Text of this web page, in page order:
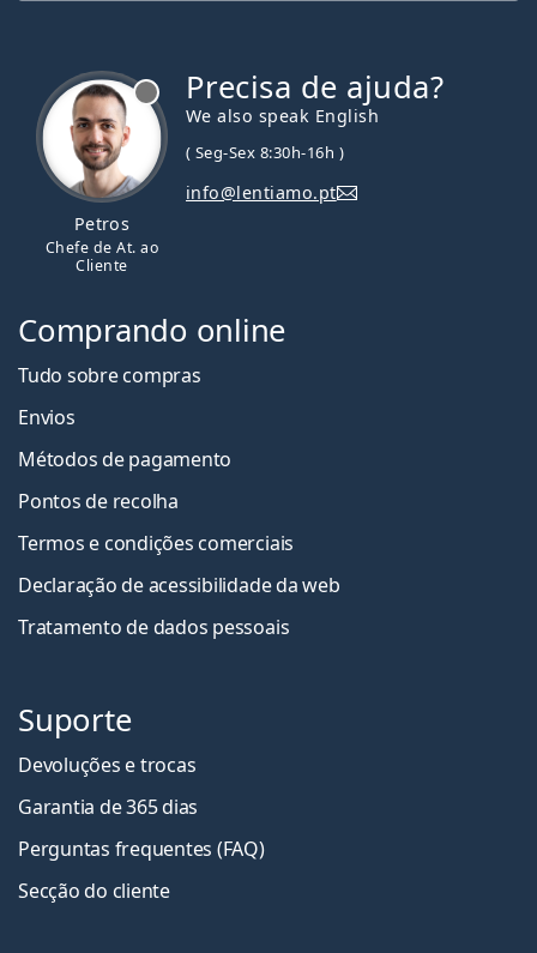
Petros
Chefe de At. ao
Cliente
Precisa de ajuda?
We also speak English
( Seg-Sex 8:30h-16h )
info@lentiamo.pt
Comprando online
Tudo sobre compras
Envios
Métodos de pagamento
Pontos de recolha
Termos e condições comerciais
Declaração de acessibilidade da web
Tratamento de dados pessoais
Suporte
Devoluções e trocas
Garantia de 365 dias
Perguntas frequentes (FAQ)
Secção do cliente